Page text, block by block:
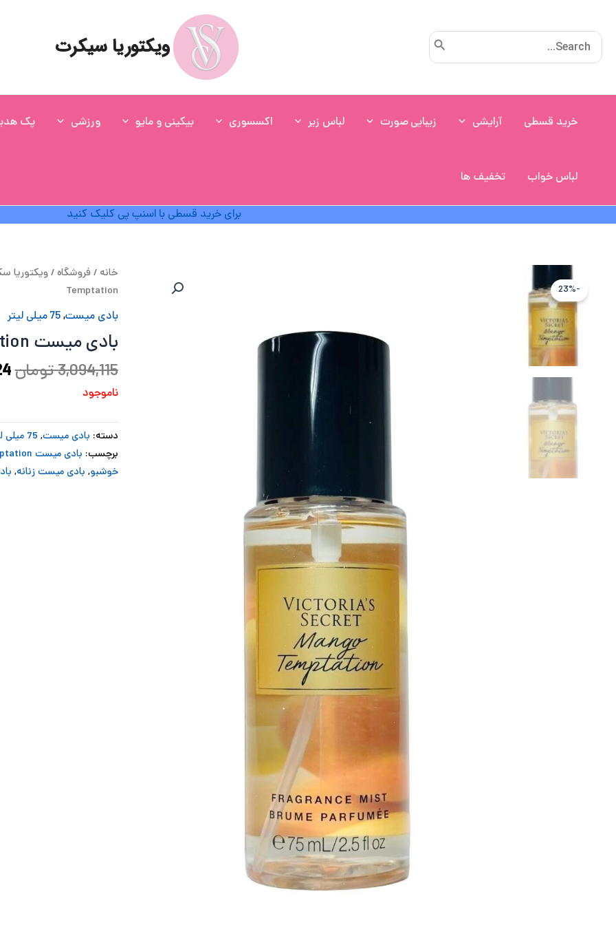
Search
for:
ویکتوریا سیکرت
خرید قسطی آرایشی زیبایی صورت لباس زیر اکسسوری بیکینی و مایو ورزشی پک
لباس خواب تخفیف ها
برای خرید قسطی با اسنپ پی کلیک کنید
-23%
خانه /فروشگاه/ویکتوریا
Temptation
بادی میست,75 میلی لیتر
بادی میست 75ml Mango Temptation
3,094,115تومان
ناموجود
دسته: بادی میست, 75 میلی لیتر
برچسب: بادی میست 75ml Mango Temptation
خوشبو, بادی میست زنانه,